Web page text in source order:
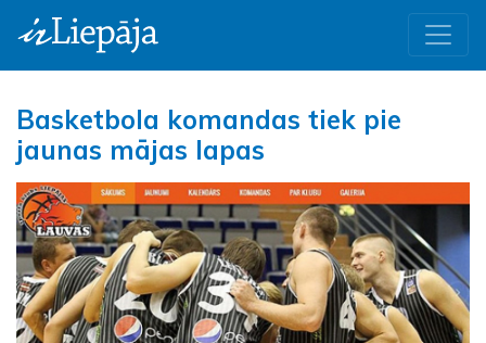
Basketbola komandas tiek pie
jaunas mājas lapas